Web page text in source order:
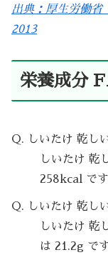
出典：厚生労働
2013
栄養成分
Q. しいたけ 乾し
しいたけ 乾
258kcal です
Q. しいたけ 乾し
しいたけ 乾
は 21.2g です